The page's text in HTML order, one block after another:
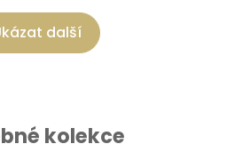
další
kolekce